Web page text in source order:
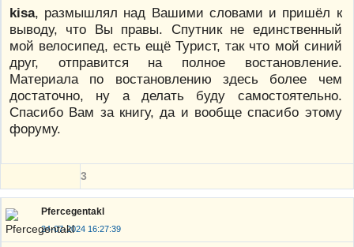
kisa, размышлял над Вашими словами и пришёл к
выводу, что Вы правы. Спутник не единственный
мой велосипед, есть ещё Турист, так что мой синий
друг, отправится на полное востановление.
Материала по востановлению здесь более чем
достаточно, ну а делать буду самостоятельно.
Спасибо Вам за книгу, да и вообще спасибо этому
форуму.
3
Pfercegentakl
24-07-2024 16:27:39